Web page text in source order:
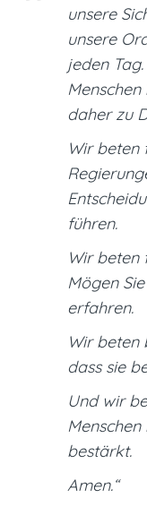
unsere
unsere
jeden
daher zu
Wir beten
führen.
Wir beten
Mögen
erfahren.
Wir beten
dass sie
Und wir
bestärkt.
Amen.“